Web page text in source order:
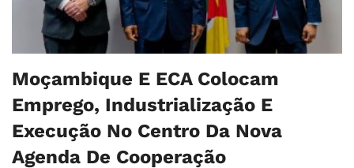
Moçambique E ECA Colocam
Emprego, Industrialização E
Execução No Centro Da Nova
Agenda De Cooperação